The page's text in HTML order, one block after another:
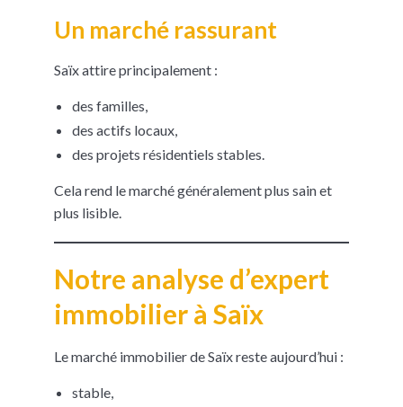
Un marché rassurant
Saïx attire principalement :
des familles,
des actifs locaux,
des projets résidentiels stables.
Cela rend le marché généralement plus sain et
plus lisible.
Notre analyse d’expert
immobilier à Saïx
Le marché immobilier de Saïx reste aujourd’hui :
stable,